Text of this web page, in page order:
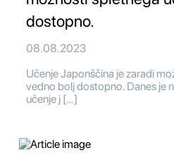
dostopno.
08.08.2023
Učenje Japonščina je zaradi
vedno bolj dostopno. Danes je
učenje j […]